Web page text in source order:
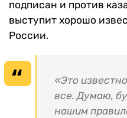
подписан и против
выступит хорошо
России.
«Это
все. Думаю,
нашим